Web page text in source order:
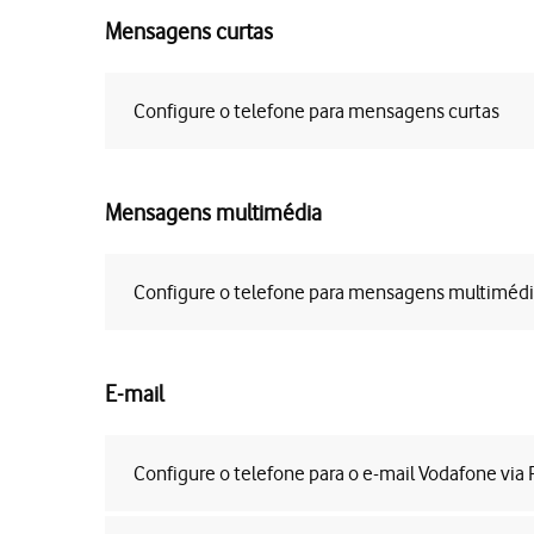
Mensagens curtas
Configure o telefone para mensagens curtas
Mensagens multimédia
Configure o telefone para mensagens
E-mail
Configure o telefone para o e-mail Vodafone via